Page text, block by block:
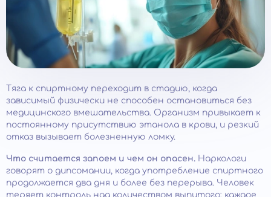
Тяга к спиртному переходит в стадию, когда
зависимый физически не способен остановиться без
медицинского вмешательства. Организм привыкает к
постоянному присутствию этанола в крови, и резкий
отказ вызывает болезненную ломку.
Что считается запоем и чем он опасен. Наркологи
говорят о дипсомании, когда употребление спиртного
продолжается два дня и более без перерыва. Человек
теряет контроль над количеством выпитого: каждое